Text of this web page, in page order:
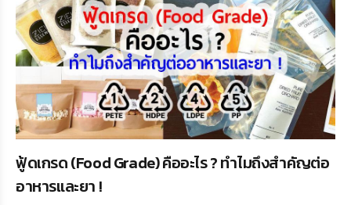
ฟู้ดเกรด (Food Grade) คืออะไร ? ทำไมถึงสำคัญต่อ
อาหารและยา !